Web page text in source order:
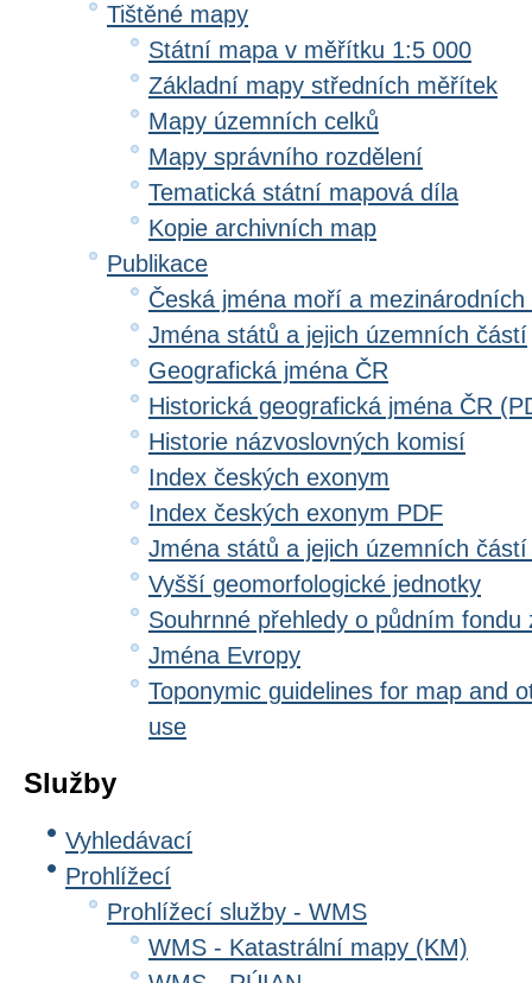
Tištěné mapy
Státní mapa v měřítku 1:5 000
Základní mapy středních měřítek
Mapy územních celků
Mapy správního rozdělení
Tematická státní mapová díla
Kopie archivních map
Publikace
Česká jména moří a
Jména států a jejich územních částí
Geografická jména ČR
Historická geografická jména ČR
Historie názvoslovných komisí
Index českých exonym
Index českých exonym PDF
Jména států a jejich územních
Vyšší geomorfologické jednotky
Souhrnné přehledy o půdním fondu
Jména Evropy
Toponymic guidelines for map and
use
Služby
Vyhledávací
Prohlížecí
Prohlížecí služby - WMS
WMS - Katastrální mapy (KM)